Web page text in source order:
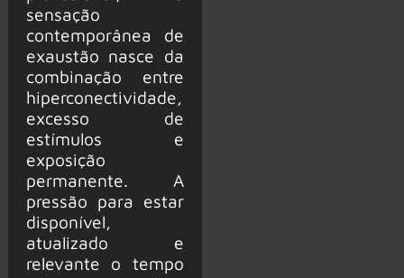
sensação
contemporânea de
exaustão nasce da
combinação entre
hiperconectividade,
excesso de
estímulos e
exposição
permanente. A
pressão para estar
disponível,
atualizado e
relevante o tempo